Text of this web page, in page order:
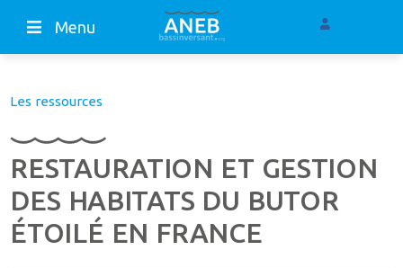
Menu
Les ressources
RESTAURATION ET GESTION
DES HABITATS DU BUTOR
ÉTOILÉ EN FRANCE